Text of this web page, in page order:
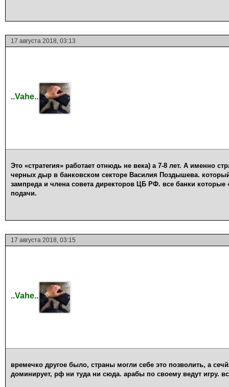
17 августа 2018, 03:13
..Vahe..
Это «стратегия» работает отнюдь не века) а 7-8 лет. А именно
черных дыр в банковском секторе Василия Поздышева.
зампреда и члена совета директоров ЦБ РФ. все банки которые
подачи.
17 августа 2018, 03:15
..Vahe..
времечко другое было, страны могли себе это позволить, а
доминирует, рф ни туда ни сюда. арабы по своему ведут игру.